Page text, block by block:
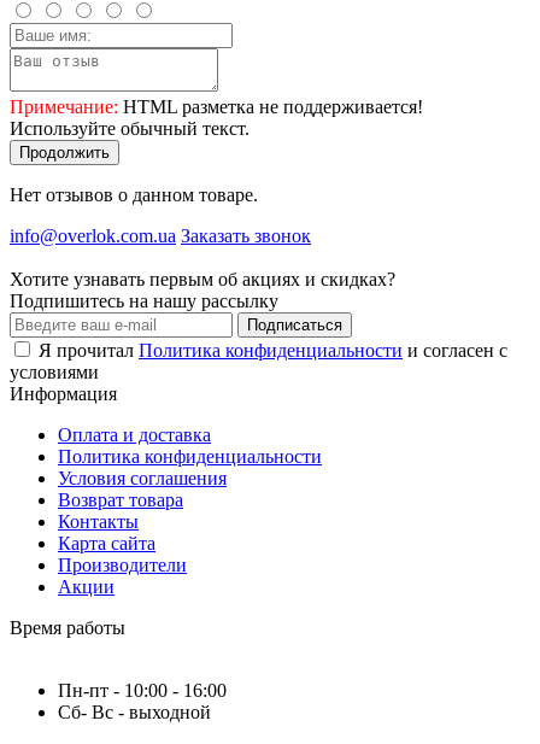
Примечание: HTML разметка не поддерживается!
Используйте обычный текст.
Продолжить
Нет отзывов о данном товаре.
info@overlok.com.ua Заказать звонок
Хотите узнавать первым об акциях и скидках?
Подпишитесь на нашу рассылку
Подписаться
Я прочитал Политика конфиденциальности и согласен с
условиями
Информация
Оплата и доставка
Политика конфиденциальности
Условия соглашения
Возврат товара
Контакты
Карта сайта
Производители
Акции
Время работы
Пн-пт - 10:00 - 16:00
Сб- Вс - выходной